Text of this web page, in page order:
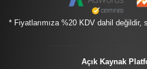
* Fiyatlarımıza %20 KDV dahil değildir,
Açık Kaynak